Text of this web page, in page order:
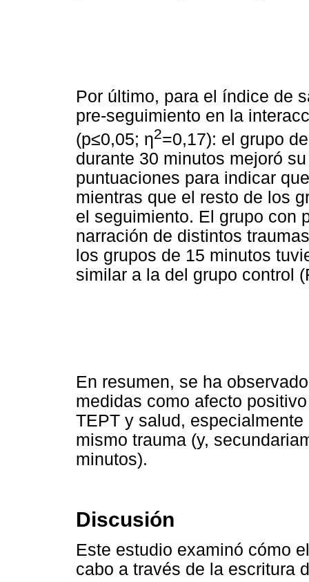
Por último, para el índice de
pre-seguimiento en la
(p≤0,05; η2=0,17): el grupo
durante 30 minutos mejoró
puntuaciones para indicar
mientras que el resto de los
el seguimiento. El grupo con
narración de distintos
los grupos de 15 minutos
similar a la del grupo control
En resumen, se ha
medidas como afecto
TEPT y salud,
mismo trauma (y,
minutos).
Discusión
Este estudio examinó cómo
cabo a través de la escritura